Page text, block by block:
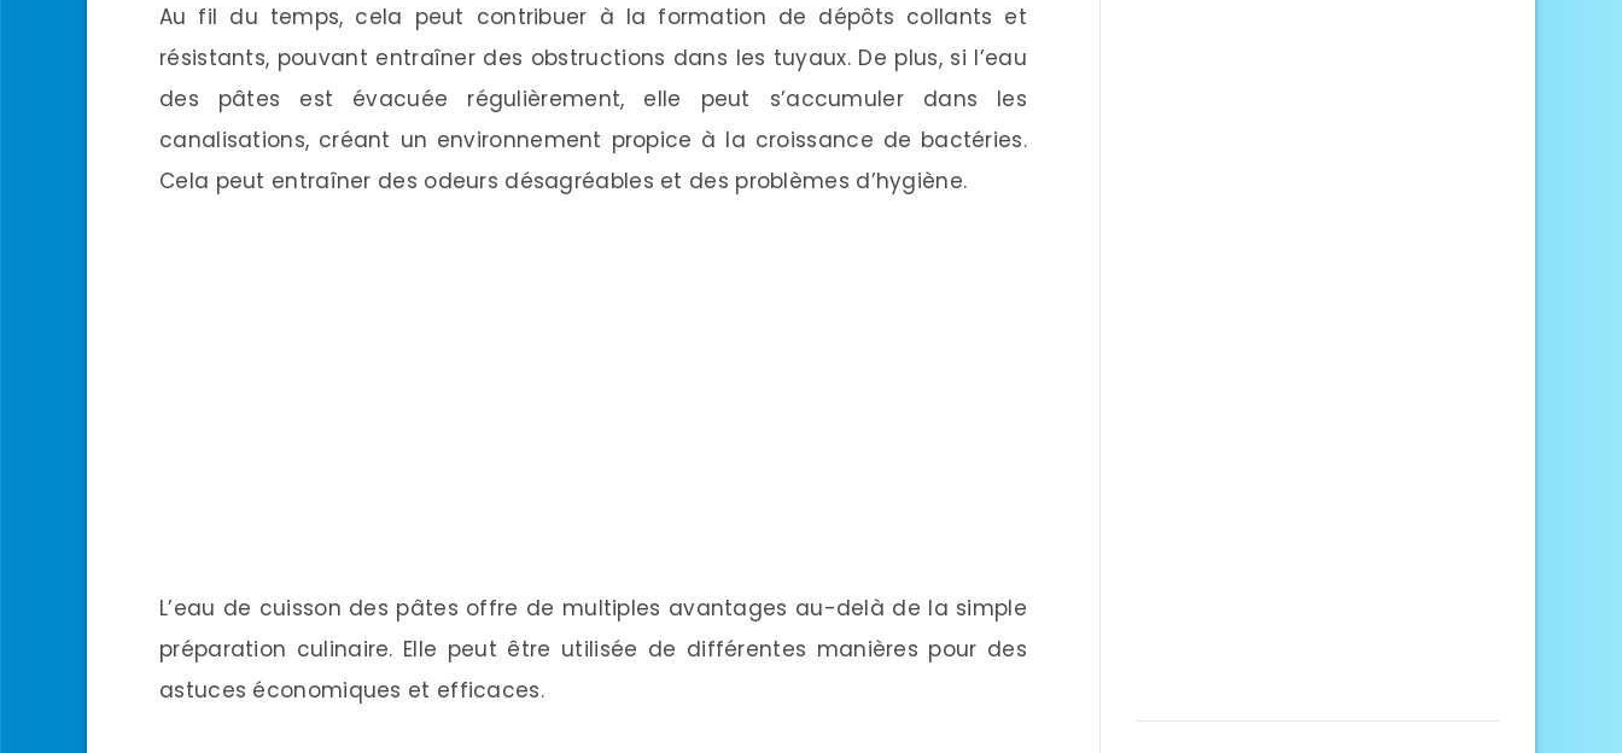
Au fil du temps, cela peut contribuer à la formation de dépôts collants et
résistants, pouvant entraîner des obstructions dans les tuyaux. De plus, si l’eau
des pâtes est évacuée régulièrement, elle peut s’accumuler dans les
canalisations, créant un environnement propice à la croissance de bactéries.
Cela peut entraîner des odeurs désagréables et des problèmes d’hygiène.
L’eau de cuisson des pâtes offre de multiples avantages au-delà de la simple
préparation culinaire. Elle peut être utilisée de différentes manières pour des
astuces économiques et efficaces.